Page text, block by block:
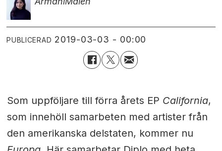
PUBLICERAD 2019-03-03 - 00:00
Som uppföljare till förra årets EP California,
som innehöll samarbeten med artister från
den amerikanska delstaten, kommer nu